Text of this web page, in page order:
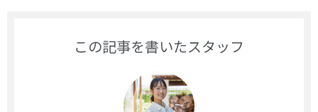
この記事を書いたスタッフ